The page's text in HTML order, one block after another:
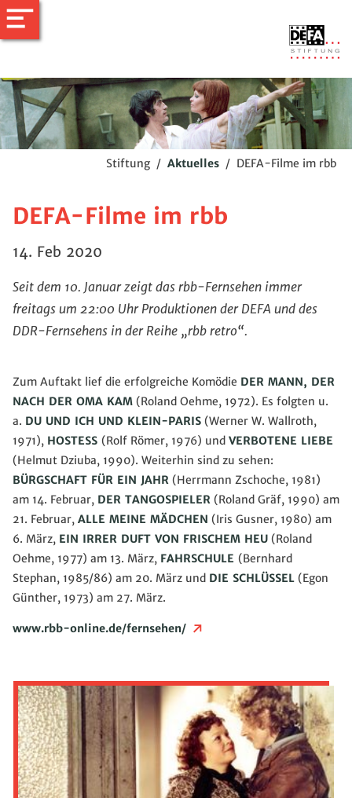
Stiftung / Aktuelles / DEFA-Filme im rbb
DEFA-Filme im rbb
14. Feb 2020
Seit dem 10. Januar zeigt das rbb-Fernsehen immer
freitags um 22:00 Uhr Produktionen der DEFA und des
DDR-Fernsehens in der Reihe „rbb retro“.
Zum Auftakt lief die erfolgreiche Komödie DER MANN, DER
NACH DER OMA KAM (Roland Oehme, 1972). Es folgten u.
a. DU UND ICH UND KLEIN-PARIS (Werner W. Wallroth,
1971), HOSTESS (Rolf Römer, 1976) und VERBOTENE LIEBE
(Helmut Dziuba, 1990). Weiterhin sind zu sehen:
BÜRGSCHAFT FÜR EIN JAHR (Herrmann Zschoche, 1981)
am 14. Februar, DER TANGOSPIELER (Roland Gräf, 1990) am
21. Februar, ALLE MEINE MÄDCHEN (Iris Gusner, 1980) am
6. März, EIN IRRER DUFT VON FRISCHEM HEU (Roland
Oehme, 1977) am 13. März, FAHRSCHULE (Bernhard
Stephan, 1985/86) am 20. März und DIE SCHLÜSSEL (Egon
Günther, 1973) am 27. März.
www.rbb-online.de/fernsehen/